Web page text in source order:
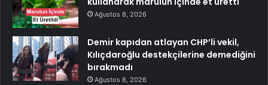
Ağustos 8, 2026
Demir kapıdan atlayan CHP’li vekil,
Kılıçdaroğlu destekçilerine demediğini
bırakmadı
Ağustos 8, 2026